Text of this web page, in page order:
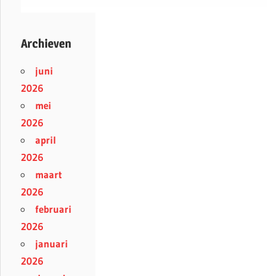
Archieven
juni
2026
mei
2026
april
2026
maart
2026
februari
2026
januari
2026